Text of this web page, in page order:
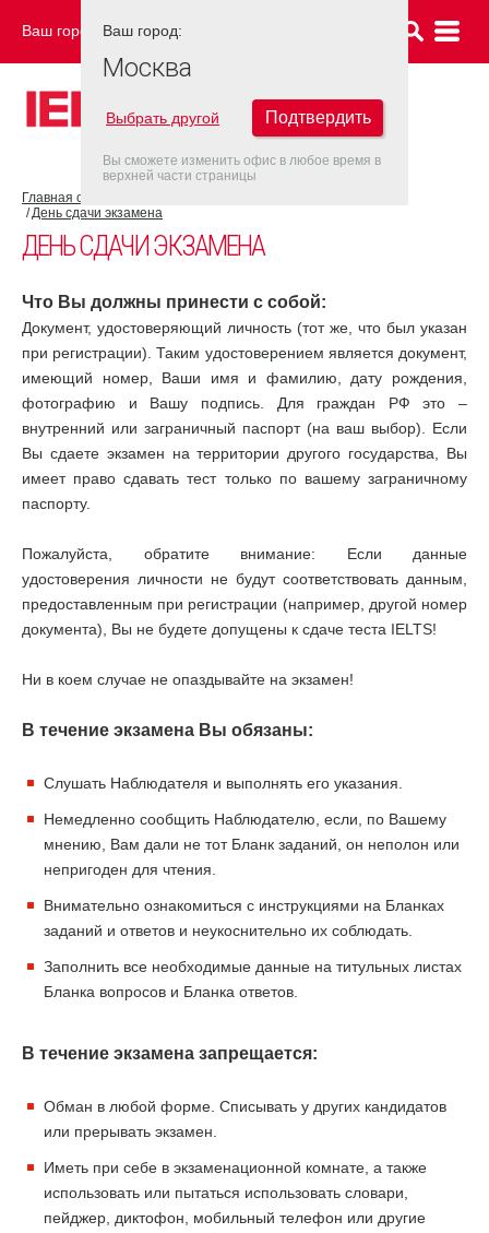
Ваш город: МОСКВА
Главная страница
День сдачи экзамена
ДЕНЬ СДАЧИ ЭКЗАМЕНА
Что Вы должны принести с собой:
Документ, удостоверяющий личность (тот же, что был указан
при регистрации). Таким удостоверением является документ,
имеющий номер, Ваши имя и фамилию, дату рождения,
фотографию и Вашу подпись. Для граждан РФ это –
внутренний или заграничный паспорт (на ваш выбор). Если
Вы сдаете экзамен на территории другого государства, Вы
имеет право сдавать тест только по вашему заграничному
паспорту.
Пожалуйста, обратите внимание: Если данные
удостоверения личности не будут соответствовать данным,
предоставленным при регистрации (например, другой номер
документа), Вы не будете допущены к сдаче теста IELTS!
Ни в коем случае не опаздывайте на экзамен!
В течение экзамена Вы обязаны:
Слушать Наблюдателя и выполнять его указания.
Немедленно сообщить Наблюдателю, если, по Вашему
мнению, Вам дали не тот Бланк заданий, он неполон или
непригоден для чтения.
Внимательно ознакомиться с инструкциями на Бланках
заданий и ответов и неукоснительно их соблюдать.
Заполнить все необходимые данные на титульных листах
Бланка вопросов и Бланка ответов.
В течение экзамена запрещается:
Обман в любой форме. Списывать у других кандидатов
или прерывать экзамен.
Иметь при себе в экзаменационной комнате, а также
использовать или пытаться использовать словари,
пейджер, диктофон, мобильный телефон или другие
Ваш город:
Москва
Выбрать другой Подтвердить
Вы сможете изменить офис в любое время в
верхней части страницы